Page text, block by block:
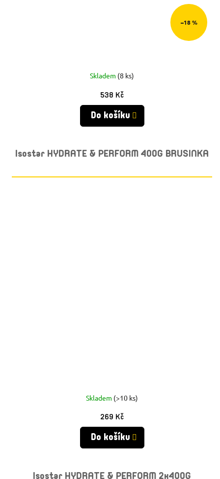
–18 %
Skladem (8 ks)
538 Kč
Do košíku
Isostar HYDRATE & PERFORM 400G BRUSINKA
Skladem (>10 ks)
269 Kč
Do košíku
Isostar HYDRATE & PERFORM 2x400G